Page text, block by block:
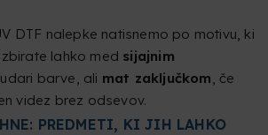
DTF nalepke natisnemo po motivu, ki
lahko med sijajnim
barve, ali mat zaključkom, če
videz brez odsevov.
PREDMETI, KI JIH LAHKO